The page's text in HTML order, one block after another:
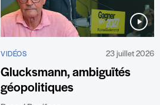
VIDÉOS 23 juillet 2026
Glucksmann, ambiguïtés
géopolitiques